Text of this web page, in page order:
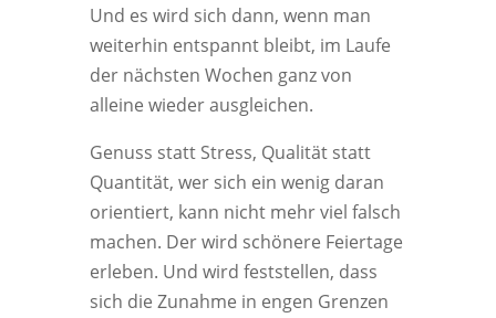
Und es wird sich dann, wenn man
weiterhin entspannt bleibt, im Laufe
der nächsten Wochen ganz von
alleine wieder ausgleichen.
Genuss statt Stress, Qualität statt
Quantität, wer sich ein wenig daran
orientiert, kann nicht mehr viel falsch
machen. Der wird schönere Feiertage
erleben. Und wird feststellen, dass
sich die Zunahme in engen Grenzen